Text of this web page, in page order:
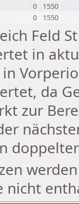
0
1550
0 1550
Feld
in
da
zur
nicht